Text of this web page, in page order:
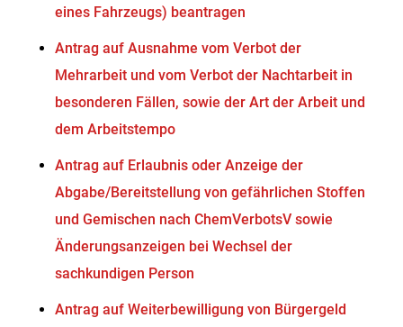
eines Fahrzeugs) beantragen
Antrag auf Ausnahme vom Verbot der
Mehrarbeit und vom Verbot der Nachtarbeit in
besonderen Fällen, sowie der Art der Arbeit und
dem Arbeitstempo
Antrag auf Erlaubnis oder Anzeige der
Abgabe/Bereitstellung von gefährlichen Stoffen
und Gemischen nach ChemVerbotsV sowie
Änderungsanzeigen bei Wechsel der
sachkundigen Person
Antrag auf Weiterbewilligung von Bürgergeld